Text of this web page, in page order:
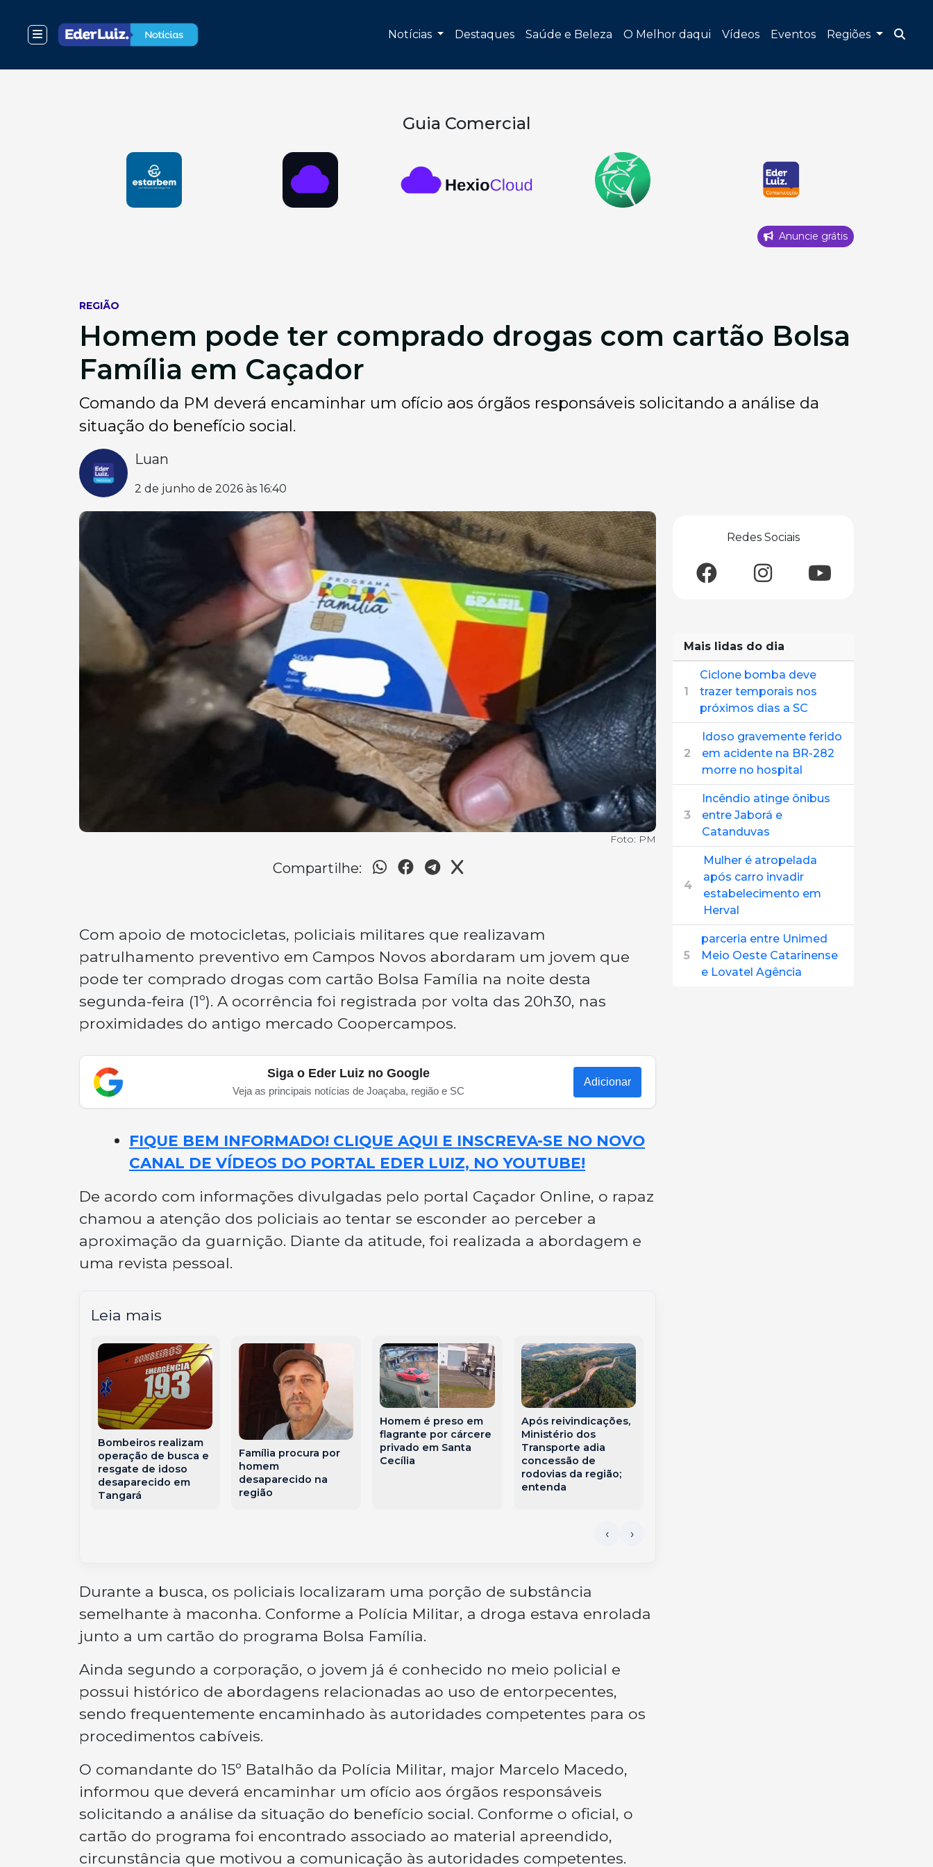
Notícias Destaques Saúde e Beleza O Melhor daqui Vídeos Eventos Regiões
Guia Comercial
Anuncie grátis
REGIÃO
Homem pode ter comprado drogas com cartão Bolsa
Família em Caçador
Comando da PM deverá encaminhar um ofício aos órgãos responsáveis solicitando a análise da
situação do benefício social.
Luan
2 de junho de 2026 às 16:40
Foto: PM
Compartilhe:
Com apoio de motocicletas, policiais militares que realizavam
patrulhamento preventivo em Campos Novos abordaram um jovem que
pode ter comprado drogas com cartão Bolsa Família na noite desta
segunda-feira (1º). A ocorrência foi registrada por volta das 20h30, nas
proximidades do antigo mercado Coopercampos.
Siga o Eder Luiz no Google
Veja as principais notícias de Joaçaba, região e SC
Adicionar
FIQUE BEM INFORMADO! CLIQUE AQUI E INSCREVA-SE NO NOVO
CANAL DE VÍDEOS DO PORTAL EDER LUIZ, NO YOUTUBE!
De acordo com informações divulgadas pelo portal Caçador Online, o rapaz
chamou a atenção dos policiais ao tentar se esconder ao perceber a
aproximação da guarnição. Diante da atitude, foi realizada a abordagem e
uma revista pessoal.
Leia mais
Bombeiros realizam
operação de busca e
resgate de idoso
desaparecido em
Tangará
Família procura por
homem
desaparecido na
região
Homem é preso em
flagrante por cárcere
privado em Santa
Cecília
Após reivindicações,
Ministério dos
Transporte adia
concessão de
rodovias da região;
entenda
Durante a busca, os policiais localizaram uma porção de substância
semelhante à maconha. Conforme a Polícia Militar, a droga estava enrolada
junto a um cartão do programa Bolsa Família.
Ainda segundo a corporação, o jovem já é conhecido no meio policial e
possui histórico de abordagens relacionadas ao uso de entorpecentes,
sendo frequentemente encaminhado às autoridades competentes para os
procedimentos cabíveis.
O comandante do 15º Batalhão da Polícia Militar, major Marcelo Macedo,
informou que deverá encaminhar um ofício aos órgãos responsáveis
solicitando a análise da situação do benefício social. Conforme o oficial, o
cartão do programa foi encontrado associado ao material apreendido,
circunstância que motivou a comunicação às autoridades competentes.
Redes Sociais
Mais lidas do dia
1
Ciclone bomba deve
trazer temporais nos
próximos dias a SC
2
Idoso gravemente ferido
em acidente na BR-282
morre no hospital
3
Incêndio atinge ônibus
entre Jaborá e
Catanduvas
4
Mulher é atropelada
após carro invadir
estabelecimento em
Herval
5
parceria entre Unimed
Meio Oeste Catarinense
e Lovatel Agência